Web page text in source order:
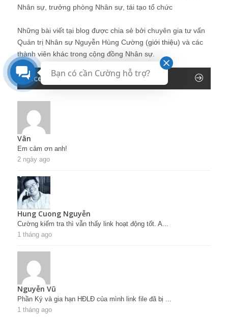
Nhân sự, trưởng phòng Nhân sự, tái tạo tổ chức
Những bài viết tại blog được chia sẻ bởi chuyên gia tư vấn
Quản trị Nhân sự Nguyễn Hùng Cường (giới thiệu) và các
thành viên khác trong cộng đồng Nhân sự.
Recent Comments
Vân
Em cảm ơn anh!
2 ngày ago
Hung Cuong Nguyễn
Cường kiểm tra thì vẫn thấy link hoạt động tốt. A...
1 tháng ago
Nguyễn Vũ
Phần Ký và gia hạn HĐLĐ của mình link file đã bị ...
1 tháng ago
Bạn có cần Cường hỗ trợ?